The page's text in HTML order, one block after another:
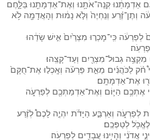
אַדְמָתֵ֔נוּ קְנֵֽה־אֹתָ֥נוּ וְאֶת־אַדְמָתֵ֖נוּ בַּלָּ֑חֶם
וְתֶן־זֶ֗רַע וְנִֽחְיֶה֙ וְלֹ֣א נָמ֔וּת וְהָאֲדָמָ֖ה לֹ֥א
לְפַרְעֹ֔ה כִּֽי־מָכְר֤וּ מִצְרַ֙יִם֙ אִ֣ישׁ שָׂדֵ֔הוּ
גְבוּל־מִצְרַ֖יִם וְעַד־קָצֵֽהוּ׃
חֹ֨ק לַכֹּהֲנִ֜ים מֵאֵ֣ת פַּרְעֹ֗ה וְאָֽכְל֤וּ אֶת־חֻקָּם֙
אֶת־אַדְמָתָֽם׃
אֶתְכֶ֥ם הַיּ֛וֹם וְאֶת־אַדְמַתְכֶ֖ם לְפַרְעֹ֑ה
לְפַרְעֹ֑ה וְאַרְבַּ֣ע הַיָּדֹ֡ת יִהְיֶ֣ה לָכֶם֩ לְזֶ֨רַע
לְטַפְּכֶֽם׃
אֲדֹנִ֔י וְהָיִ֥ינוּ עֲבָדִ֖ים לְפַרְעֹֽה׃